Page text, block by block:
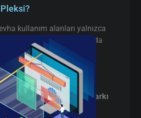
kullanım alanları yalnızca
sınırlı değildir. İstanbul’da
birçok firma aşağıdaki
akrilik levha tercih
yapmıyorum,
gerçek farkı